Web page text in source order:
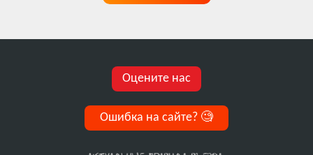
Оцените нас
Ошибка на сайте? 🧐